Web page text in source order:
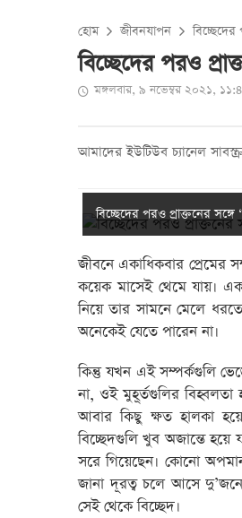
হোম জীবনযাপন বিচ্ছেদের
বিচ্ছেদের পরও
মঙ্গলবার, ৯ নভেম্বর ২০২১,
আমাদের ইউটিউব চ্যানেল
বিচ্ছেদের পরও প্রাক্তনের সঙ্গে
জীবনে একাধিকবার প্রেমের
কয়েক মাসেই থেমে যায়।
নিয়ে তার সামনে মেলে
অনেকেই যেতে পারেন না।
কিন্তু যখন এই সম্পর্কগুলি
না, ওই মুহূর্তগুলির
আবার কিছু ক্ষত হালকা
বিচ্ছেদগুলি খুব অজান্তে
সরে গিয়েছেন। কোনো
জানা দূরত্ব চলে আসে
সেই থেকে বিচ্ছেদ।